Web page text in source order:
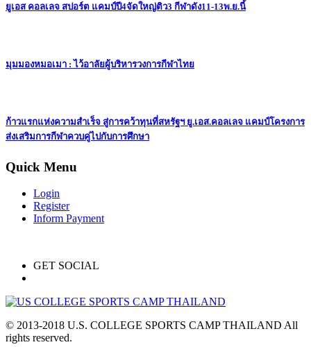
ยูเอส คอลเลจ สปอร์ต แคมป์ปี4จัดใหญ่ติว3 กีฬาดัง11-13พ.ย.นี้
มุมมองหมอเมา : ไว้อาลัยผู้บริหารวงการกีฬาไทย
ก้าวแรกแห่งความสำเร็จ สู่การคว้าทุนที่สหรัฐฯ ยู.เอส.คอลเลจ แคมป์โครงการ
ส่งเสริมการกีฬาควบคู่ไปกับการศึกษา
Quick Menu
Login
Register
Inform Payment
GET SOCIAL
© 2013-2018 U.S. COLLEGE SPORTS CAMP THAILAND All
rights reserved.